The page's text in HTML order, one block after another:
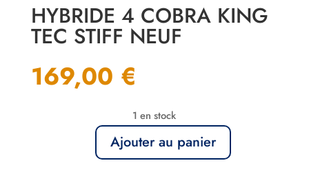
HYBRIDE 4 COBRA KING
TEC STIFF NEUF
169,00 €
1 en stock
quantitéAjouter au panier